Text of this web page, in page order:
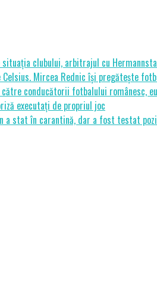
clubului, arbitrajul cu
Mircea Rednic își pregătește
conducătorii fotbalului românesc,
executați de propriul joc
a stat în carantină, dar a fost testat